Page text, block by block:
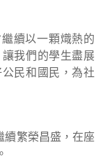
續以一顆熾熱的
我們的學生盡展
民和國民，為社
續繁榮昌盛，在座